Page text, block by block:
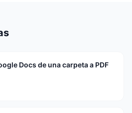
Docs de una carpeta a PDF